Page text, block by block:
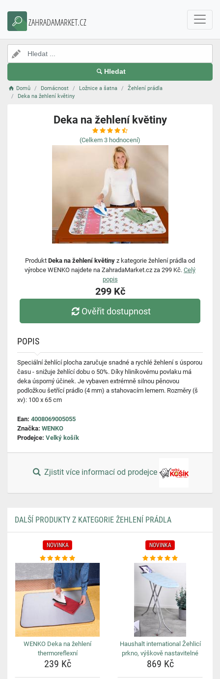
ZAHRADAMARKET.CZ
Hledat
Domů Domácnost Ložnice a šatna
Žehlení prádla
Deka na žehlení květiny
Deka na žehlení květiny
(Celkem 3 hodnocení)
Produkt Deka na žehlení květiny z kategorie žehlení prádla od
výrobce WENKO najdete na ZahradaMarket.cz za 299 Kč. Celý
popis
299 Kč
Ověřit dostupnost
POPIS
Speciální žehlící plocha zaručuje snadné a rychlé žehlení s úsporou
času - snižuje žehlící dobu o 50%. Díky hliníkovému povlaku má
deka úsporný účinek. Je vybaven extrémně silnou pěnovou
podložkou šetřící prádlo (4 mm) a stahovacím lemem. Rozměry (š
xv): 100 x 65 cm
Ean: 4008069005055
Značka: WENKO
Prodejce: Velký košík
Zjistit více informací od prodejce
DALŠÍ PRODUKTY Z KATEGORIE ŽEHLENÍ PRÁDLA
NOVINKA
WENKO Deka na žehlení
thermoreflexní
239 Kč
NOVINKA
Haushalt international Žehlicí
prkno, výškově nastavitelné
869 Kč